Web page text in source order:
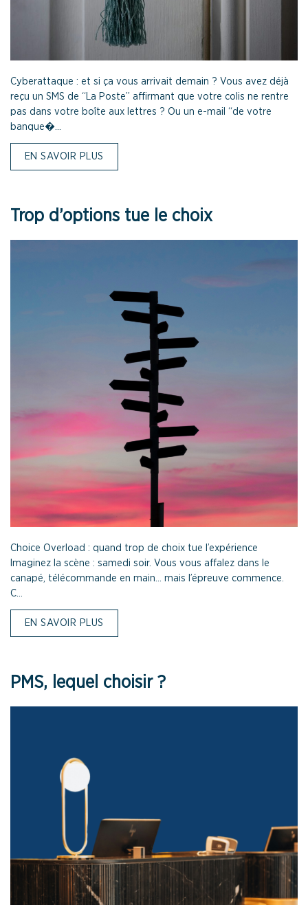
Cyberattaque : et si ça vous arrivait demain ? Vous avez déjà
reçu un SMS de “La Poste” affirmant que votre colis ne rentre
pas dans votre boîte aux lettres ? Ou un e-mail “de votre
banque�...
EN SAVOIR PLUS
Trop d’options tue le choix
Choice Overload : quand trop de choix tue l’expérience
Imaginez la scène : samedi soir. Vous vous affalez dans le
canapé, télécommande en main… mais l’épreuve commence.
C...
EN SAVOIR PLUS
PMS, lequel choisir ?